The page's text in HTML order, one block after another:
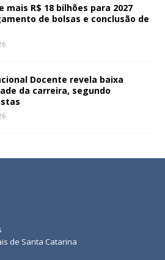
mais R$ 18 bilhões para 2027
de bolsas e conclusão de
Docente revela baixa
da carreira, segundo
de Santa Catarina